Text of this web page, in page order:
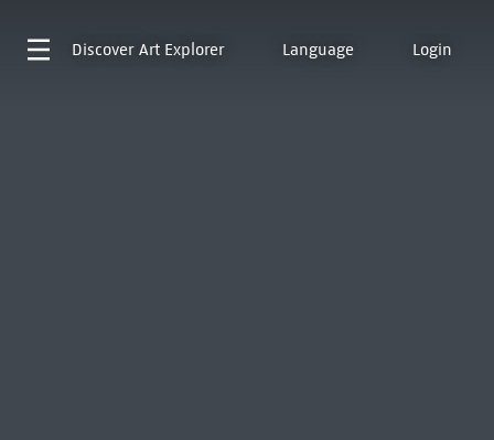
Discover Art Explorer Language Login